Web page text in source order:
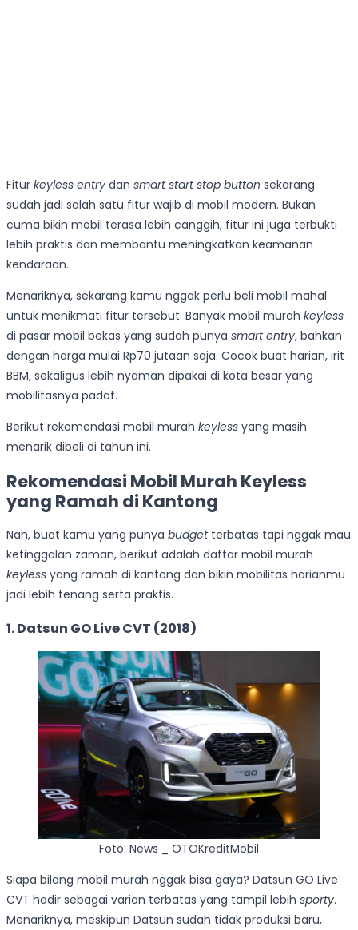
Fitur keyless entry dan smart start stop button sekarang
sudah jadi salah satu fitur wajib di mobil modern. Bukan
cuma bikin mobil terasa lebih canggih, fitur ini juga terbukti
lebih praktis dan membantu meningkatkan keamanan
kendaraan.
Menariknya, sekarang kamu nggak perlu beli mobil mahal
untuk menikmati fitur tersebut. Banyak mobil murah keyless
di pasar mobil bekas yang sudah punya smart entry, bahkan
dengan harga mulai Rp70 jutaan saja. Cocok buat harian, irit
BBM, sekaligus lebih nyaman dipakai di kota besar yang
mobilitasnya padat.
Berikut rekomendasi mobil murah keyless yang masih
menarik dibeli di tahun ini.
Rekomendasi Mobil Murah Keyless
yang Ramah di Kantong
Nah, buat kamu yang punya budgetterbatas tapi nggak mau
ketinggalan zaman, berikut adalah daftar mobil murah
keyless yang ramah di kantong dan bikin mobilitas harianmu
jadi lebih tenang serta praktis.
1. Datsun GO Live CVT (2018)
Foto: News _ OTOKreditMobil
Siapa bilang mobil murah nggak bisa gaya? Datsun GO Live
CVT hadir sebagai varian terbatas yang tampil lebih sporty.
Menariknya, meskipun Datsun sudah tidak produksi baru,